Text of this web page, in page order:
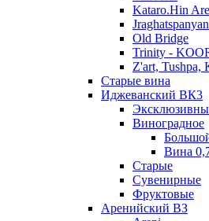
Kataro.Hin
Old Bridge
Trinity -
Z'art, Tushpa,
Старые вина
Иджеванский ВК3
Виноградное
Вина
Старые
Сувенирные
Фруктовые
Аренийский ВЗ